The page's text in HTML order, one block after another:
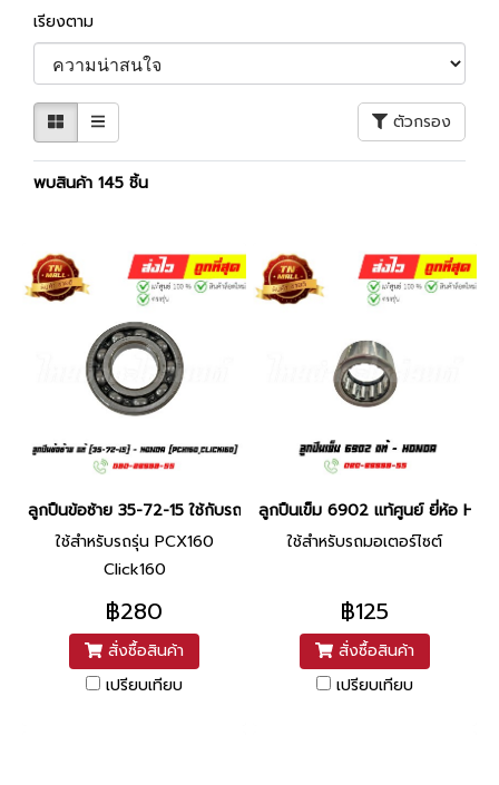
เรียงตาม
ตัวกรอง
พบสินค้า 145 ชิ้น
ลูกปืนข้อซ้าย 35-72-15 ใช้กับรถรุ่น PCX160 Click160 แท้ศูนย์ ยี่ห้อ
ใช้สำหรับรถรุ่น PCX160
Click160
฿280
สั่งซื้อสินค้า
เปรียบเทียบ
ลูกปืนเข็ม 6902 แท้ศูนย์ ยี่ห้อ
ใช้สำหรับรถมอเตอร์ไซต์
฿125
สั่งซื้อสินค้า
เปรียบเทียบ